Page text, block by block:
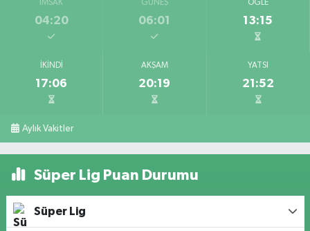
İMSAK
04:20
GÜNEŞ
06:01
ÖĞLE
13:15
İKINDI
17:06
AKŞAM
20:19
YATSI
21:52
Aylık Vakitler
Süper Lig Puan Durumu
Süper Lig